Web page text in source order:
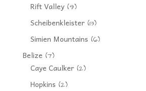
Rift Valley(9)
Scheibenkleister(13)
Simien Mountains (6)
Belize (7)
Caye Caulker(2)
Hopkins (2)